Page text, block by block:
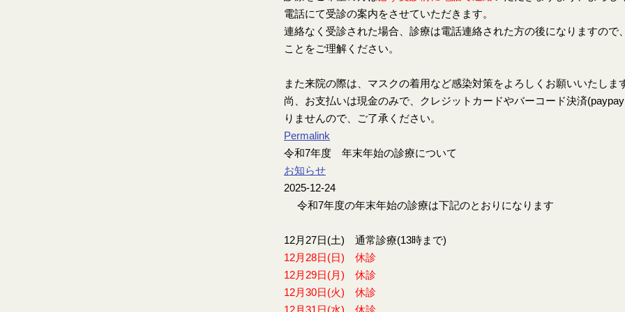
電話にて受診の案内をさせていただきます。
連絡なく受診された場合、診療は電話連絡された方の後になりますの
ことをご理解ください。
また来院の際は、マスクの着用など感染対策をよろしくお願いいたしま
尚、お支払いは現金のみで、クレジットカードやバーコード決済
りませんので、ご了承ください。
Permalink
令和7年度 年末年始の診療について
お知らせ
2025-12-24
令和7年度の年末年始の診療は下記のとおりになります
12月27日(土) 通常診療(13時まで)
12月28日(日) 休診
12月29日(月) 休診
12月30日(火) 休診